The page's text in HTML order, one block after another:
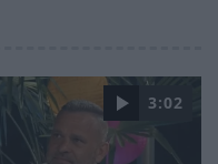
3:02